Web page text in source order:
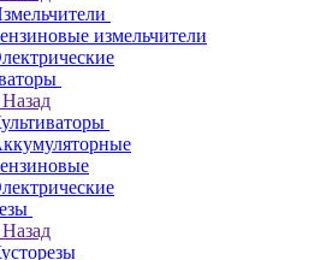
измельчители
Назад
Назад